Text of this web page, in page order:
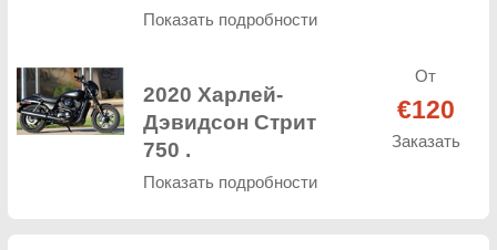
Показать подробности
2020 Харлей-
Дэвидсон Стрит
750 .
Показать подробности
От
€120
Заказать